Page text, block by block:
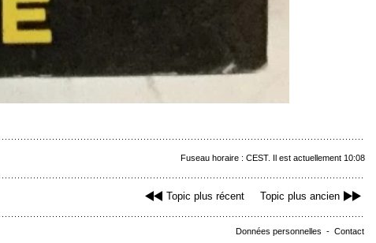
Fuseau horaire : CEST. Il est actuellement 10:08
Topic plus récent Topic plus ancien
Données personnelles - Contact